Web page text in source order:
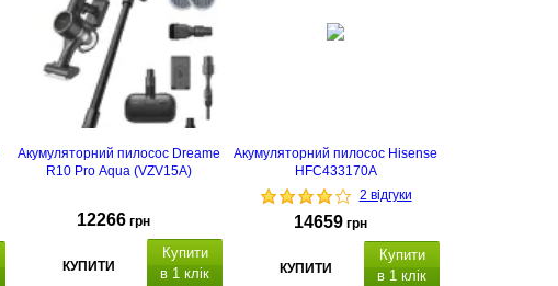
Акумуляторний пилосос Dreame
R10 Pro Aqua (VZV15A)
12266 грн
КУПИТИ
Купити
в 1 клік
Акумуляторний пилосос Hisense
HFC433170A
2 відгуки
14659 грн
КУПИТИ
Купити
в 1 клік